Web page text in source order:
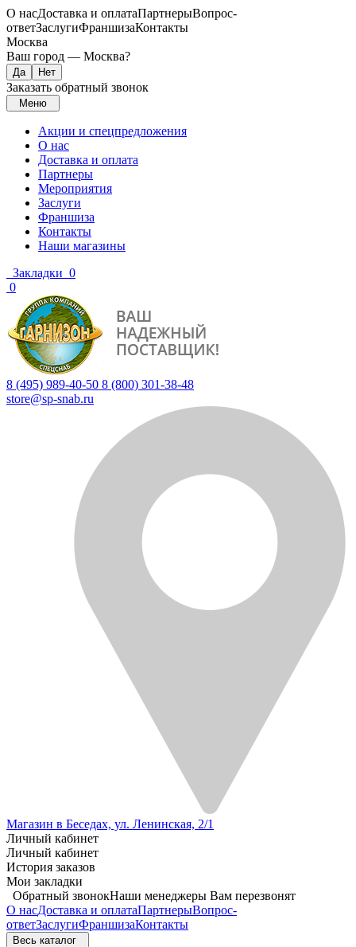
О насДоставка и оплатаПартнерыВопрос-
ответЗаслугиФраншизаКонтакты
Москва
Ваш город — Москва?
Заказать обратный звонок
Меню
Акции и спецпредложения
О нас
Доставка и оплата
Партнеры
Мероприятия
Заслуги
Франшиза
Контакты
Наши магазины
Закладки 0
0
8 (495) 989-40-50 8 (800) 301-38-48
store@sp-snab.ru
Магазин в Беседах, ул. Ленинская, 2/1
Личный кабинет
Личный кабинет
История заказов
Мои закладки
Обратный звонокНаши менеджеры Вам перезвонят
О насДоставка и оплатаПартнерыВопрос-
ответЗаслугиФраншизаКонтакты
Весь каталог